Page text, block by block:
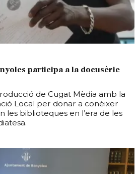
participa a la docusèrie
de Cugat Mèdia amb la
Local per donar a conèixer
les biblioteques en l’era de les